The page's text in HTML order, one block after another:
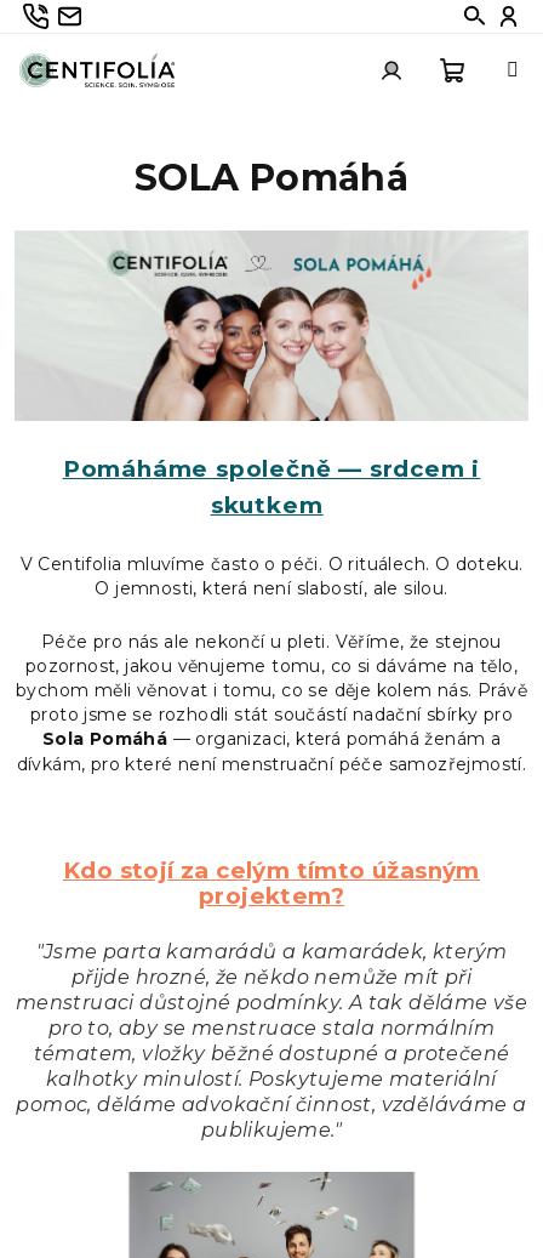
Přejít
obsah
735 336 882
info@centifolia.cz Hledat
SOLA Pomáhá
Pomáháme společně — srdcem i
skutkem
V Centifolia mluvíme často o péči. O rituálech. O doteku.
O jemnosti, která není slabostí, ale silou.
Péče pro nás ale nekončí u pleti. Věříme, že stejnou
pozornost, jakou věnujeme tomu, co si dáváme na tělo,
bychom měli věnovat i tomu, co se děje kolem nás. Právě
proto jsme se rozhodli stát součástí nadační sbírky pro
Sola Pomáhá — organizaci, která pomáhá ženám a
dívkám, pro které není menstruační péče samozřejmostí.
Kdo stojí za celým tímto úžasným
projektem?
"Jsme parta kamarádů a kamarádek, kterým
přijde hrozné, že někdo nemůže mít při
menstruaci důstojné podmínky. A tak děláme vše
pro to, aby se menstruace stala normálním
tématem, vložky běžné dostupné a protečené
kalhotky minulostí. Poskytujeme materiální
pomoc, děláme advokační činnost, vzděláváme a
publikujeme."